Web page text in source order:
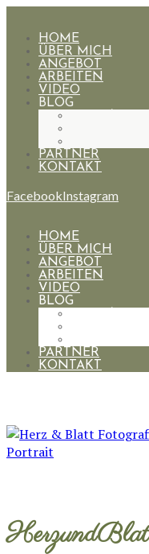
HOME
ÜBER MICH
ANGEBOT
ARBEITEN
VIDEO
BLOG
PARTNER
KONTAKT
FacebookInstagram
HOME
ÜBER MICH
ANGEBOT
ARBEITEN
VIDEO
BLOG
PARTNER
KONTAKT